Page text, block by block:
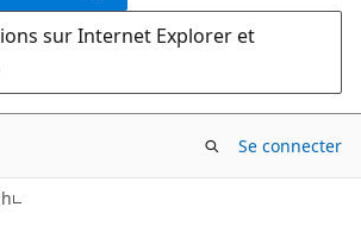
sur Internet Explorer et
Se connecter